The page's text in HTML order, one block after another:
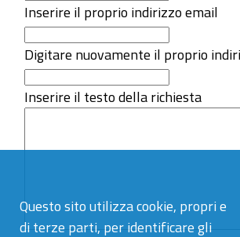
Questo sito utilizza cookie, propri e
di terze parti, per identificare gli
Inserire il proprio indirizzo email
Digitare nuovamente il proprio
Inserire il testo della richiesta